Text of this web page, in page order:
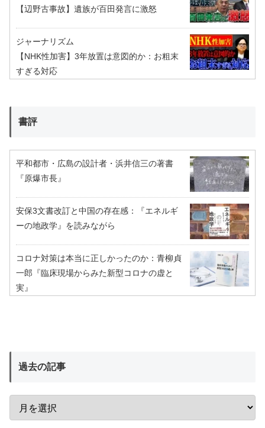
【辺野古事故】遺族が百田発言に激怒
ジャーナリズム
【NHK性加害】3年放置は意図的か：お粗末
すぎる対応
書評
平和都市・広島の設計者・浜井信三の著書
『原爆市長』
安保3文書改訂と中国の存在感：『エネルギ
ーの地政学』を読みながら
コロナ対策は本当に正しかったのか：青柳貞
一郎『臨床現場からみた新型コロナの虚と
実』
過去の記事